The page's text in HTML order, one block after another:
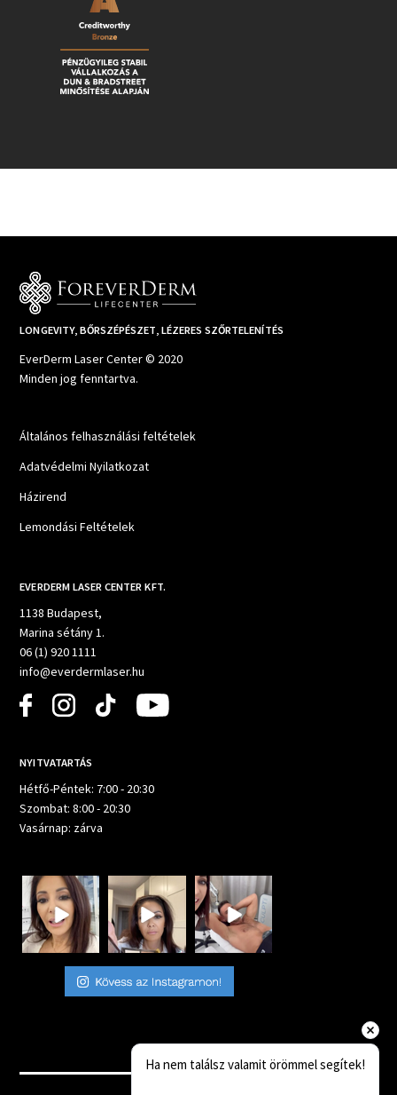
LONGEVITY, BŐRSZÉPÉSZET, LÉZERES SZŐRTELENÍTÉS
EverDerm Laser Center © 2020
Minden jog fenntartva.
Általános felhasználási feltételek
Adatvédelmi Nyilatkozat
Házirend
Lemondási Feltételek
EVERDERM LASER CENTER KFT.
1138 Budapest,
Marina sétány 1.
06 (1) 920 1111
info@everdermlaser.hu
NYITVATARTÁS
Hétfő-Péntek: 7:00 - 20:30
Szombat: 8:00 - 20:30
Vasárnap: zárva
Ha nem találsz valamit örömmel segítek!